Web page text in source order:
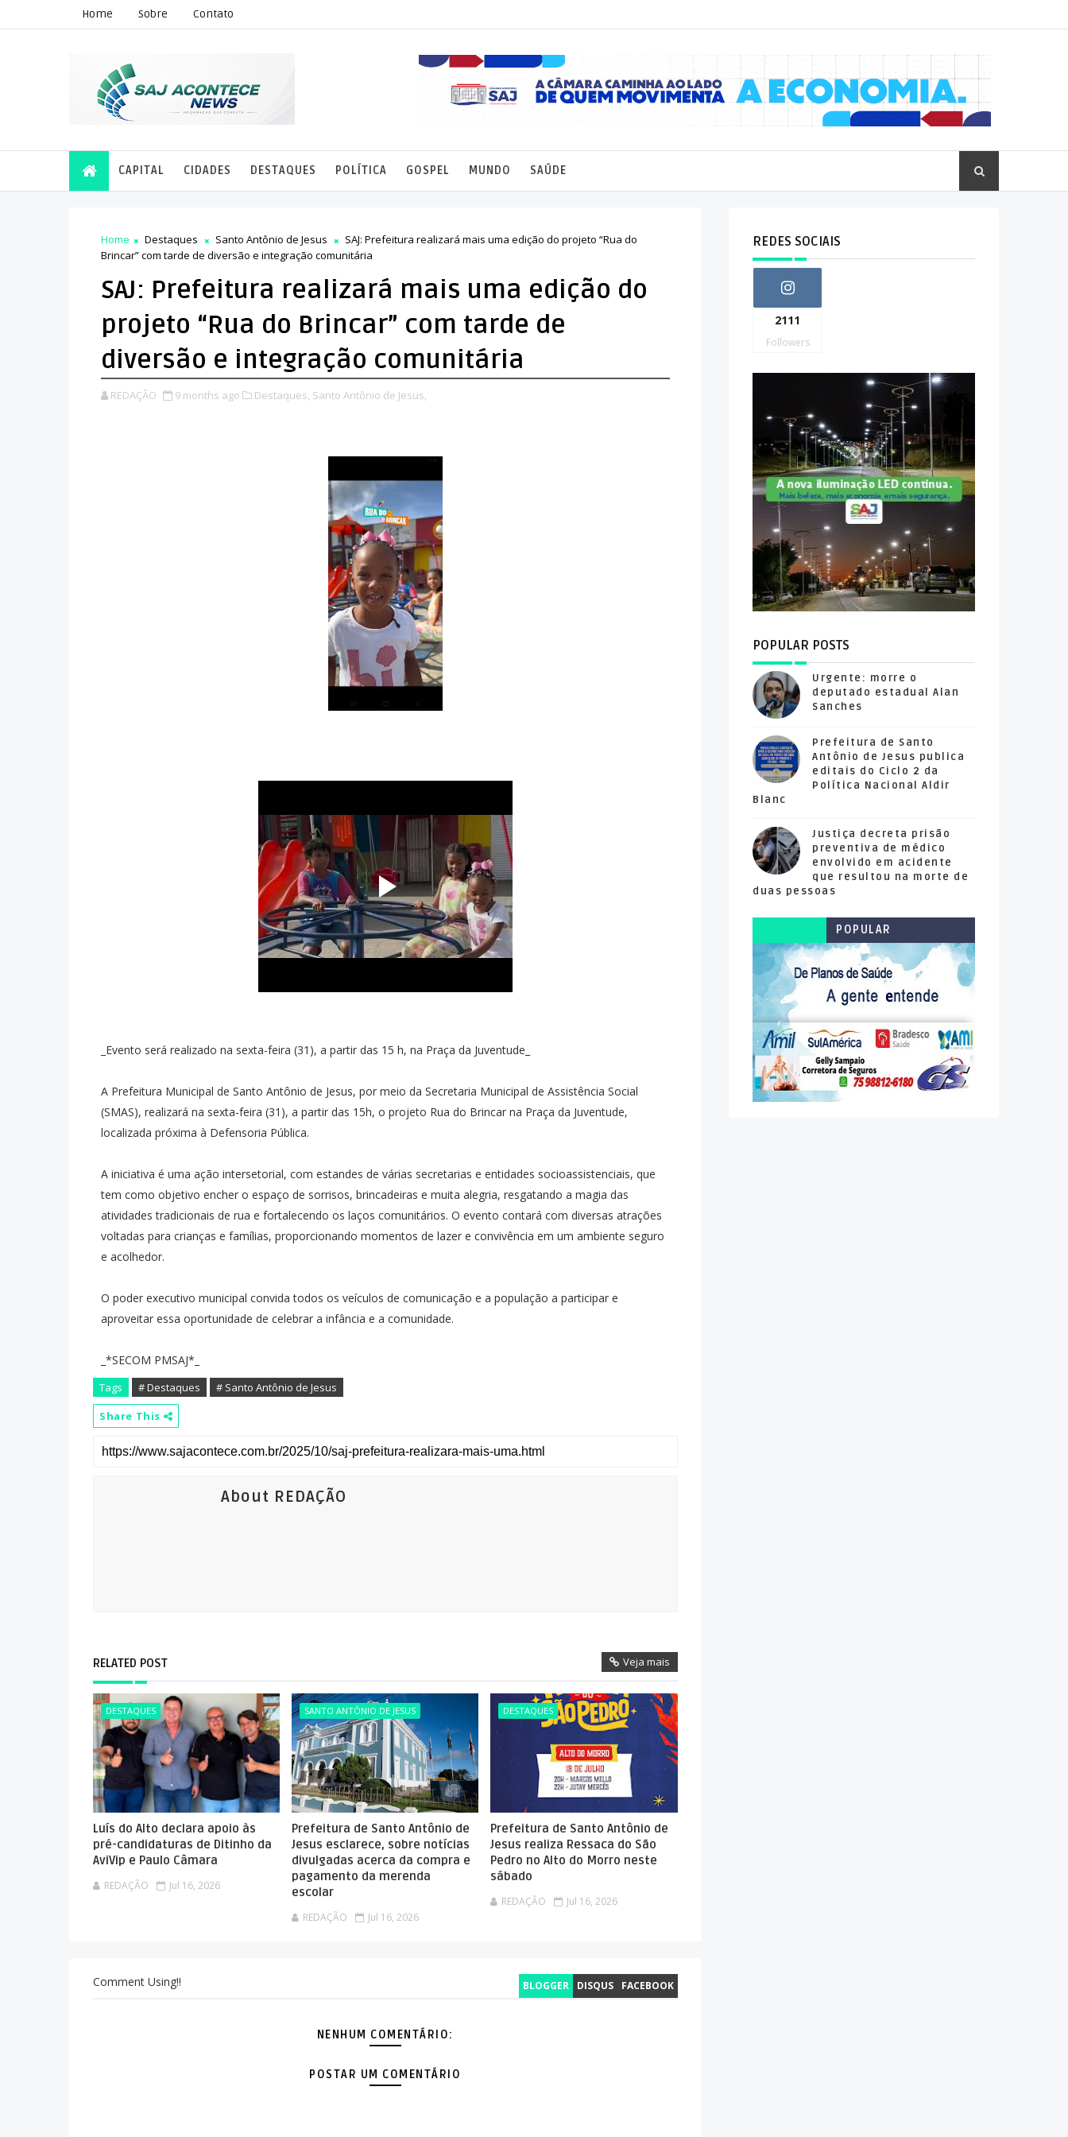
Home Sobre Contato
CAPITAL CIDADES DESTAQUES POLÍTICA GOSPEL MUNDO SAÚDE
Home Destaques Santo Antônio de Jesus
SAJ: Prefeitura realizará mais uma edição do projeto “Rua do
Brincar” com tarde de diversão e integração comunitária
SAJ: Prefeitura realizará mais uma edição do
projeto “Rua do Brincar” com tarde de
diversão e integração comunitária
REDAÇÃO 9 months ago Destaques, Santo Antônio de Jesus,
_Evento será realizado na sexta-feira (31), a partir das 15 h, na Praça da Juventude_
A Prefeitura Municipal de Santo Antônio de Jesus, por meio da Secretaria Municipal de Assistência Social
(SMAS), realizará na sexta-feira (31), a partir das 15h, o projeto Rua do Brincar na Praça da Juventude,
localizada próxima à Defensoria Pública.
A iniciativa é uma ação intersetorial, com estandes de várias secretarias e entidades socioassistenciais, que
tem como objetivo encher o espaço de sorrisos, brincadeiras e muita alegria, resgatando a magia das
atividades tradicionais de rua e fortalecendo os laços comunitários. O evento contará com diversas atrações
voltadas para crianças e famílias, proporcionando momentos de lazer e convivência em um ambiente seguro
e acolhedor.
O poder executivo municipal convida todos os veículos de comunicação e a população a participar e
aproveitar essa oportunidade de celebrar a infância e a comunidade.
_*SECOM PMSAJ*_
Tags # Destaques
# Santo Antônio de Jesus
Share This
About REDAÇÃO
RELATED POST Veja mais
DESTAQUES
Luís do Alto declara apoio às
pré-candidaturas de Ditinho da
AviVip e Paulo Câmara
REDAÇÃO Jul 16, 2026
SANTO ANTÔNIO DE JESUS
Prefeitura de Santo Antônio de
Jesus esclarece, sobre notícias
divulgadas acerca da compra e
pagamento da merenda
escolar
REDAÇÃO Jul 16, 2026
DESTAQUES
Prefeitura de Santo Antônio de
Jesus realiza Ressaca do São
Pedro no Alto do Morro neste
sábado
REDAÇÃO Jul 16, 2026
BLOGGER DISQUS FACEBOOK
Comment Using!!
NENHUM COMENTÁRIO:
POSTAR UM COMENTÁRIO
REDES SOCIAIS
2111
Followers
POPULAR POSTS
Urgente: morre o
deputado estadual Alan
Sanches
Prefeitura de Santo
Antônio de Jesus publica
editais do Ciclo 2 da
Política Nacional Aldir
Blanc
Justiça decreta prisão
preventiva de médico
envolvido em acidente
que resultou na morte de
duas pessoas
POPULAR